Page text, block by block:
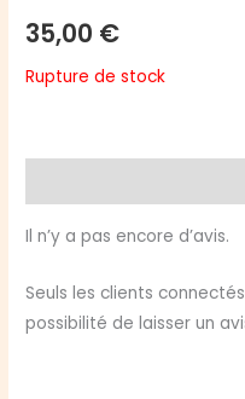
35,00 €
Rupture de stock
Il n’y a pas encore d’avis.
Seuls les clients
possibilité de laisser un